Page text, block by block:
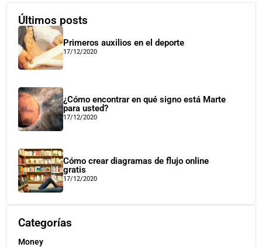
Últimos posts
Primeros auxilios en el deporte
17/12/2020
¿Cómo encontrar en qué signo está Marte
para usted?
17/12/2020
Cómo crear diagramas de flujo online
gratis
17/12/2020
Categorías
Money